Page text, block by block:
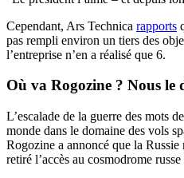
Cependant, Ars Technica rapports
pas rempli environ un tiers des
l’entreprise n’en a réalisé que 6.
Où va Rogozine ? Nous le
L’escalade de la guerre des mots
monde dans le domaine des vols
Rogozine a annoncé que la
retiré l’accès au cosmodrome